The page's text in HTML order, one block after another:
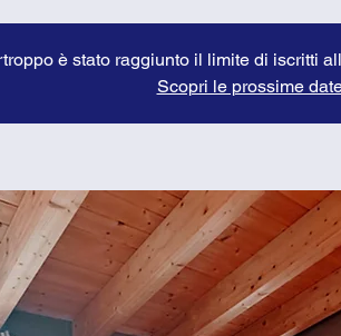
è stato raggiunto il limite di iscritti
Scopri le prossime